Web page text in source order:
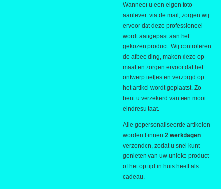
Wanneer u een eigen foto
aanlevert via de mail, zorgen wij
ervoor dat deze professioneel
wordt aangepast aan het
gekozen product. Wij controleren
de afbeelding, maken deze op
maat en zorgen ervoor dat het
ontwerp netjes en verzorgd op
het artikel wordt geplaatst. Zo
bent u verzekerd van een mooi
eindresultaat.
Alle gepersonaliseerde artikelen
worden binnen 2 werkdagen
verzonden, zodat u snel kunt
genieten van uw unieke product
of het op tijd in huis heeft als
cadeau.